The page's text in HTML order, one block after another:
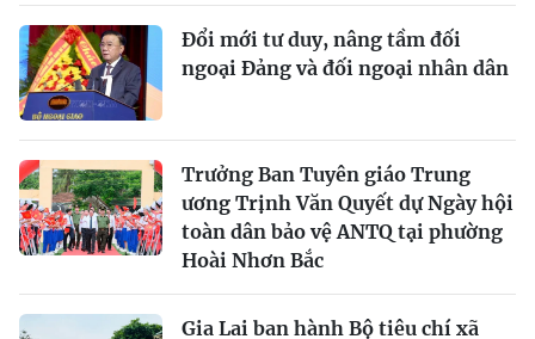
Đổi mới tư duy, nâng tầm đối
ngoại Đảng và đối ngoại nhân dân
Trưởng Ban Tuyên giáo Trung
ương Trịnh Văn Quyết dự Ngày hội
toàn dân bảo vệ ANTQ tại phường
Hoài Nhơn Bắc
Gia Lai ban hành Bộ tiêu chí xã